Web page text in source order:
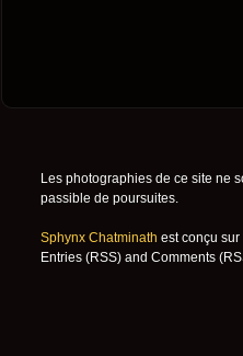
Les photographies de ce site ne
passible de poursuites.
Sphynx Chatminath est conçu
Entries (RSS)and Comments